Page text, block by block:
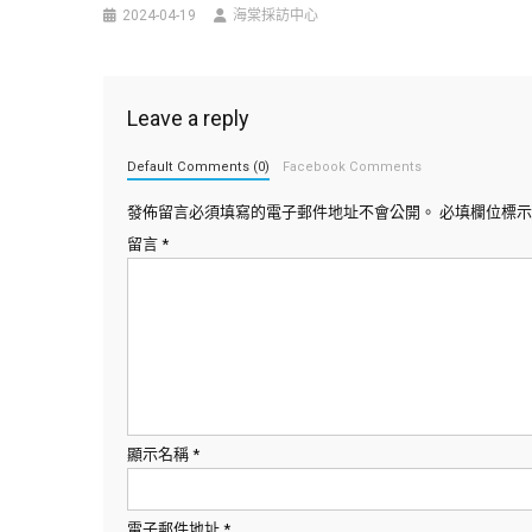
2024-04-19 海棠採訪中心
Leave a reply
Default Comments (0) Facebook Comments
發佈留言必須填寫的電子郵件地址不會公開。 必填欄位標
留言 *
顯示名稱 *